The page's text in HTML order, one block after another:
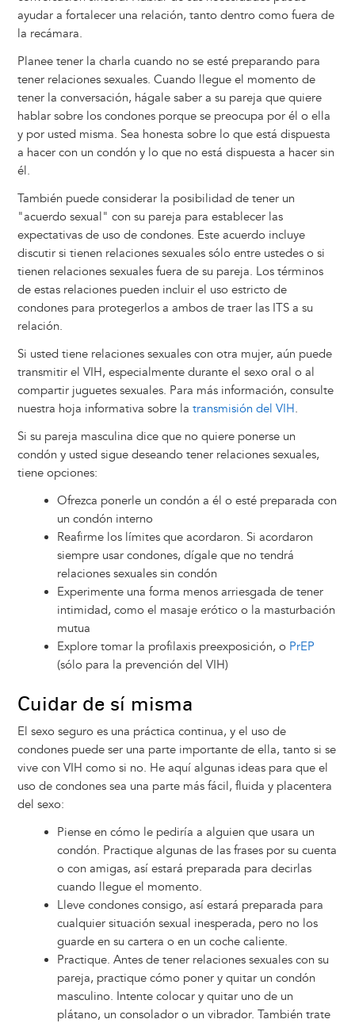
ayudar a fortalecer una relación, tanto dentro como fuera de
la recámara.
Planee tener la charla cuando no se esté preparando para
tener relaciones sexuales. Cuando llegue el momento de
tener la conversación, hágale saber a su pareja que quiere
hablar sobre los condones porque se preocupa por él o ella
y por usted misma. Sea honesta sobre lo que está dispuesta
a hacer con un condón y lo que no está dispuesta a hacer sin
él.
También puede considerar la posibilidad de tener un
"acuerdo sexual" con su pareja para establecer las
expectativas de uso de condones. Este acuerdo incluye
discutir si tienen relaciones sexuales sólo entre ustedes o si
tienen relaciones sexuales fuera de su pareja. Los términos
de estas relaciones pueden incluir el uso estricto de
condones para protegerlos a ambos de traer las ITS a su
relación.
Si usted tiene relaciones sexuales con otra mujer, aún puede
transmitir el VIH, especialmente durante el sexo oral o al
compartir juguetes sexuales. Para más información, consulte
nuestra hoja informativa sobre la transmisión del VIH.
Si su pareja masculina dice que no quiere ponerse un
condón y usted sigue deseando tener relaciones sexuales,
tiene opciones:
Ofrezca ponerle un condón a él o esté preparada con
un condón interno
Reafirme los límites que acordaron. Si acordaron
siempre usar condones, dígale que no tendrá
relaciones sexuales sin condón
Experimente una forma menos arriesgada de tener
intimidad, como el masaje erótico o la masturbación
mutua
Explore tomar la profilaxis preexposición, o PrEP
(sólo para la prevención del VIH)
Cuidar de sí misma
El sexo seguro es una práctica continua, y el uso de
condones puede ser una parte importante de ella, tanto si se
vive con VIH como si no. He aquí algunas ideas para que el
uso de condones sea una parte más fácil, fluida y placentera
del sexo:
Piense en cómo le pediría a alguien que usara un
condón. Practique algunas de las frases por su cuenta
o con amigas, así estará preparada para decirlas
cuando llegue el momento.
Lleve condones consigo, así estará preparada para
cualquier situación sexual inesperada, pero no los
guarde en su cartera o en un coche caliente.
Practique. Antes de tener relaciones sexuales con su
pareja, practique cómo poner y quitar un condón
masculino. Intente colocar y quitar uno de un
plátano, un consolador o un vibrador. También trate